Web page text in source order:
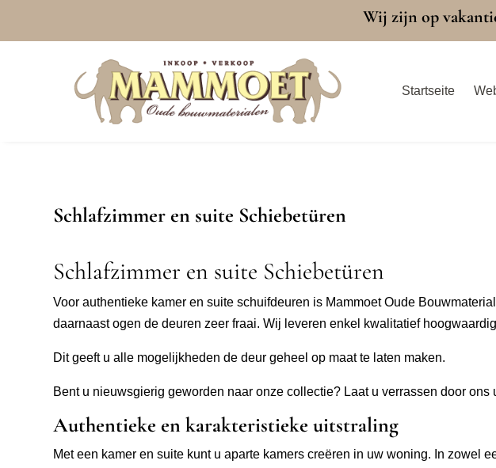
Wij zijn op
Startseite
Schlafzimmer en suite Schiebetüren
Schlafzimmer en suite Schiebetüren
Voor authentieke kamer en suite schuifdeuren is Mammoet Oude
daarnaast ogen de deuren zeer fraai. Wij leveren enkel kwalitatief
Dit geeft u alle mogelijkheden de deur geheel op maat te laten maken.
Bent u nieuwsgierig geworden naar onze collectie? Laat u verrassen door
Authentieke en karakteristieke uitstraling
Met een kamer en suite kunt u aparte kamers creëren in uw woning. In